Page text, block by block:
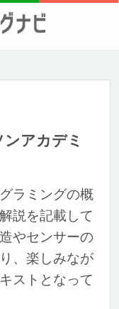
アカデミ
ラミングの概
説を記載して
やセンサーの
、楽しみなが
ストとなって